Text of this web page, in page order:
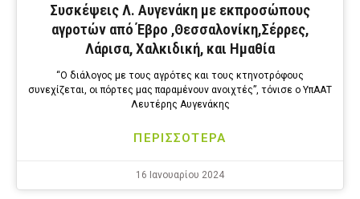
Συσκέψεις Λ. Αυγενάκη με εκπροσώπους
αγροτών από Έβρο ,Θεσσαλονίκη,Σέρρες,
Λάρισα, Χαλκιδική, και Ημαθία
“Ο διάλογος με τους αγρότες και τους κτηνοτρόφους
συνεχίζεται, οι πόρτες μας παραμένουν ανοιχτές”, τόνισε ο ΥπΑΑΤ
Λευτέρης Αυγενάκης
ΠΕΡΙΣΣΟΤΕΡΑ
16 Ιανουαρίου 2024